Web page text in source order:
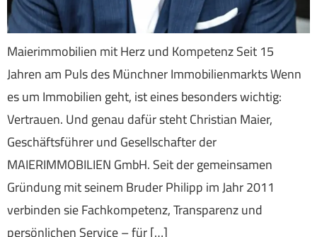
Maierimmobilien mit Herz und Kompetenz Seit 15
Jahren am Puls des Münchner Immobilienmarkts Wenn
es um Immobilien geht, ist eines besonders wichtig:
Vertrauen. Und genau dafür steht Christian Maier,
Geschäftsführer und Gesellschafter der
MAIERIMMOBILIEN GmbH. Seit der gemeinsamen
Gründung mit seinem Bruder Philipp im Jahr 2011
verbinden sie Fachkompetenz, Transparenz und
persönlichen Service – für […]